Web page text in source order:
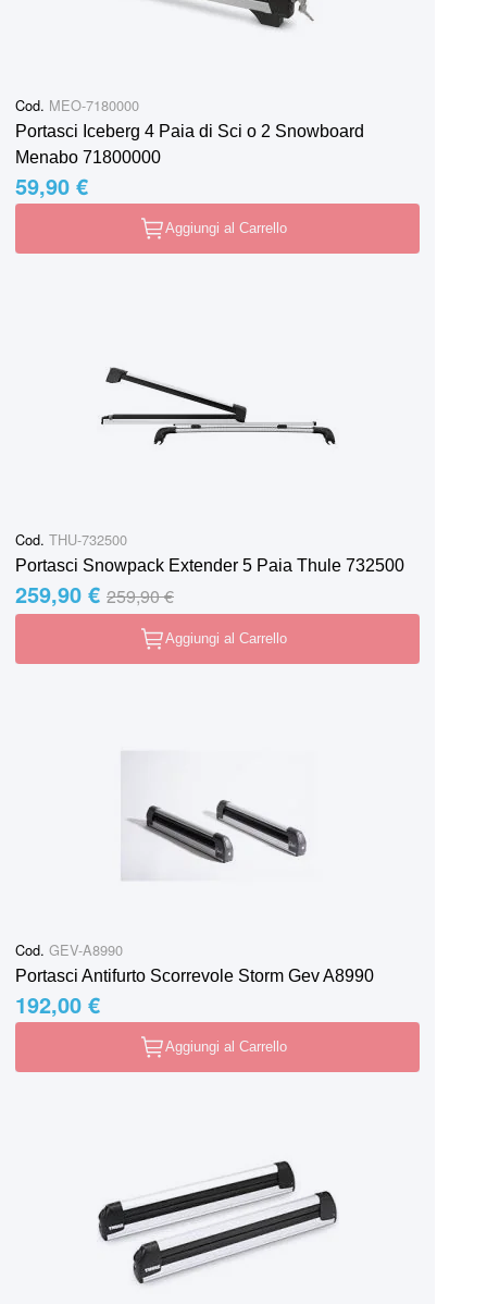
Cod. MEO-7180000
Portasci Iceberg 4 Paia di Sci o 2 Snowboard
Menabo 71800000
59,90 €
Aggiungi al Carrello
Cod. THU-732500
Portasci Snowpack Extender 5 Paia Thule 732500
Special Price
259,90 € Regular Price
259,90 €
Aggiungi al Carrello
Cod. GEV-A8990
Portasci Antifurto Scorrevole Storm Gev A8990
192,00 €
Aggiungi al Carrello